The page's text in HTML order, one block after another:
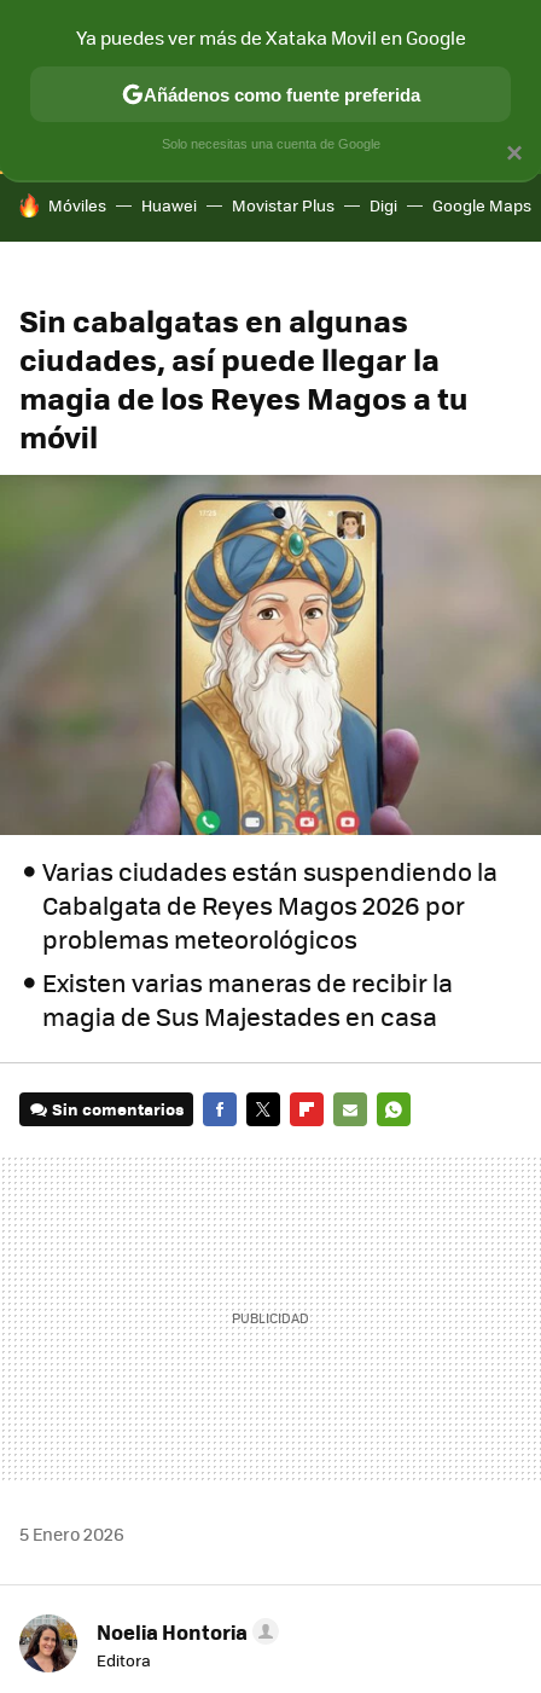
CONECTIVIDAD MÓVIL Y SOCIEDAD APLICACIONES
HOY SE HABLA DE
Móviles Huawei Movistar Plus Digi Google Maps
Sin cabalgatas en algunas
ciudades, así puede llegar la
magia de los Reyes Magos a tu
móvil
Varias ciudades están suspendiendo la
Cabalgata de Reyes Magos 2026 por
problemas meteorológicos
Existen varias maneras de recibir la
magia de Sus Majestades en casa
Sin comentarios
MAIL
5 Enero 2026
Noelia Hontoria
Editora
×
Ya puedes ver más de Xataka Movil en Google
Añádenos como fuente preferida
Solo necesitas una cuenta de Google